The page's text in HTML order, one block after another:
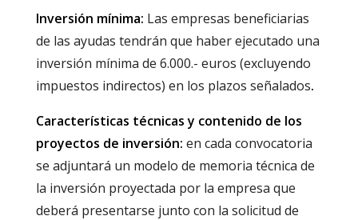
Inversión mínima: Las empresas beneficiarias
de las ayudas tendrán que haber ejecutado una
inversión mínima de 6.000.- euros (excluyendo
impuestos indirectos) en los plazos señalados.
Características técnicas y contenido de los
proyectos de inversión: en cada convocatoria
se adjuntará un modelo de memoria técnica de
la inversión proyectada por la empresa que
deberá presentarse junto con la solicitud de